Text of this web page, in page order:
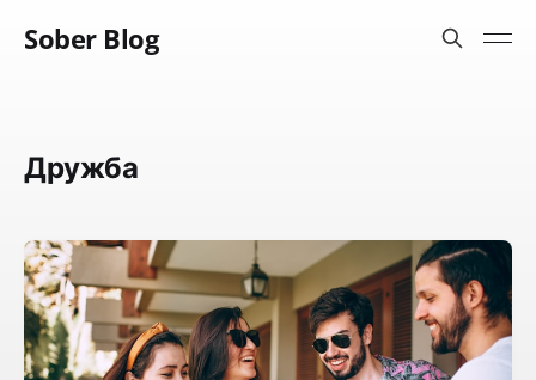
Sober Blog
Дружба